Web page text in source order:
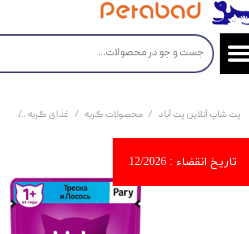
پت شاپ آنلاین پت آباد محصولات گربه غذای گربه